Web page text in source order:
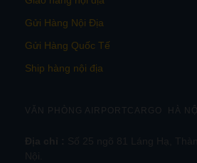
Gửi Hàng Nội Địa
Gửi Hàng Quốc Tế
Ship hàng nội địa
VĂN PHÒNG AIRPORTCARGO HÀ NỘI